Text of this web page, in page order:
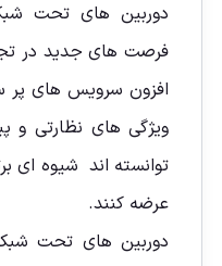
فرصت های جدید در
افزون سرویس های پر
ویژگی های نظارتی و
توانسته اند شیوه ای
عرضه کنند.
دوربین های تحت